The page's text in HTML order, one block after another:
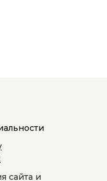
сайта и